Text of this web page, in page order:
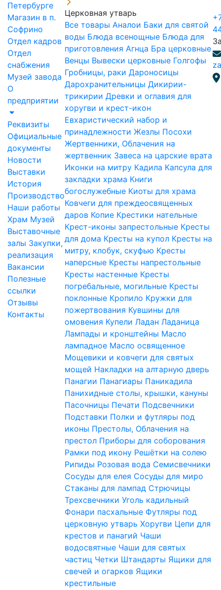
Петербурге
Магазин в п.
Софрино
Отдел кадров
Отдел
снабжения
Музей завода
О
предприятии
Реквизиты
Официальные
документы
Новости
Выставки
История
Производство
Наши работы
Храм Музей
Выставочные
залы Закупки,
реализация
Вакансии
Полезные
ссылки
Отзывы
Контакты
Церковная утварь
Все товары Аналои Баки для святой
воды Блюда всенощные Блюда для
приготовления Агнца Бра церковные
Венцы Вывески церковные Голгофы
Гробницы, раки Дароносицы
Дарохранительницы Дикирии-
трикирии Древки и оглавия для
хоругви и крест-икон
Евхаристический набор и
принадлежности Жезлы Посохи
Жертвенники, Облачения на
жертвенник Завеса на царские врата
Иконки на митру Кадила Капсула для
закладки храма Книги
богослужебные Киоты для храма
Ковчеги для преждеосвященных
даров Копие Крестики нательные
Крест-иконы запрестольные Кресты
для дома Кресты на купол Кресты на
митру, клобук, скуфью Кресты
наперсные Кресты напрестольные
Кресты настенные Кресты
погребальные, могильные Кресты
поклонные Кропило Кружки для
пожертвования Кувшины для
омовения Купели Ладан Ладаница
Лампады и кронштейны Масло
лампадное Масло освященное
Мощевики и ковчеги для святых
мощей Накладки на алтарную дверь
Панагии Панагиары Паникадила
Панихидные столы, крышки, кануны
Пасочницы Печати Подсвечники
Подставки Полки и футляры под
иконы Престолы, Облачения на
престол Приборы для соборования
Рамки под икону Решётки на солею
Рипиды Розовая вода Семисвечники
Сосуды для елея Сосуды для миро
Стаканы для лампад Стрючицы
Трехсвечники Уголь кадильный
Фонари пасхальные Футляры под
церковную утварь Хоругви Цепи для
крестов и панагий Чаши
водосвятные Чаши для святых
частиц Четки Штандарты Ящики для
свечей и огарков Ящики
крестильные